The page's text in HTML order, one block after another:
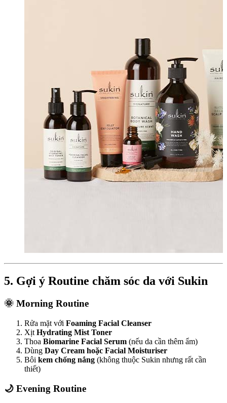
5. Gợi ý Routine chăm sóc da với Sukin
🌞 Morning Routine
Rửa mặt với Foaming Facial Cleanser
Xịt Hydrating Mist Toner
Thoa Biomarine Facial Serum (nếu da cần thêm ẩm)
Dùng Day Cream hoặc Facial Moisturiser
Bôi kem chống nắng (không thuộc Sukin nhưng rất cần
thiết)
🌙 Evening Routine